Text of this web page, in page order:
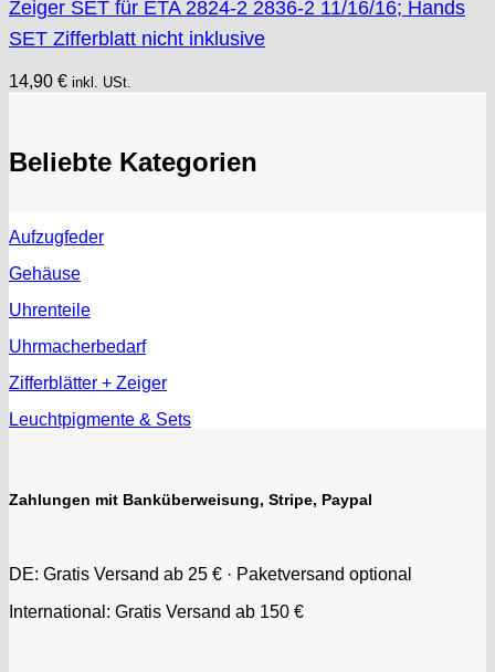
Zeiger SET für ETA 2824-2 2836-2 11/16/16; Hands
SET Zifferblatt nicht inklusive
14,90 € inkl. USt.
Beliebte Kategorien
Aufzugfeder
Gehäuse
Uhrenteile
Uhrmacherbedarf
Zifferblätter + Zeiger
Leuchtpigmente & Sets
Zahlungen mit Banküberweisung, Stripe, Paypal
DE: Gratis Versand ab 25 € · Paketversand optional
International: Gratis Versand ab 150 €